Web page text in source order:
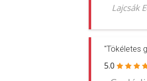
Lajcsák
"Tökéletes
5.0